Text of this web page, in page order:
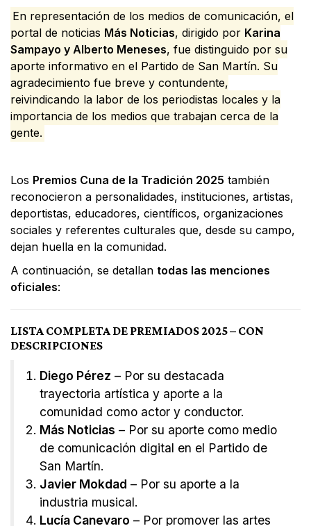
En representación de los medios de comunicación, el
portal de noticias Más Noticias, dirigido por Karina
Sampayo y Alberto Meneses, fue distinguido por su
aporte informativo en el Partido de San Martín. Su
agradecimiento fue breve y contundente,
reivindicando la labor de los periodistas locales y la
importancia de los medios que trabajan cerca de la
gente.
Los Premios Cuna de la Tradición 2025 también
reconocieron a personalidades, instituciones, artistas,
deportistas, educadores, científicos, organizaciones
sociales y referentes culturales que, desde su campo,
dejan huella en la comunidad.
A continuación, se detallan todas las menciones
oficiales:
LISTA COMPLETA DE PREMIADOS 2025 – CON
DESCRIPCIONES
Diego Pérez – Por su destacada
trayectoria artística y aporte a la
comunidad como actor y conductor.
Más Noticias – Por su aporte como medio
de comunicación digital en el Partido de
San Martín.
Javier Mokdad – Por su aporte a la
industria musical.
Lucía Canevaro – Por promover las artes